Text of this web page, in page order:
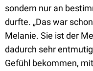
sondern nur an
durfte. „Das war
Melanie. Sie ist der
dadurch sehr
Gefühl bekommen,